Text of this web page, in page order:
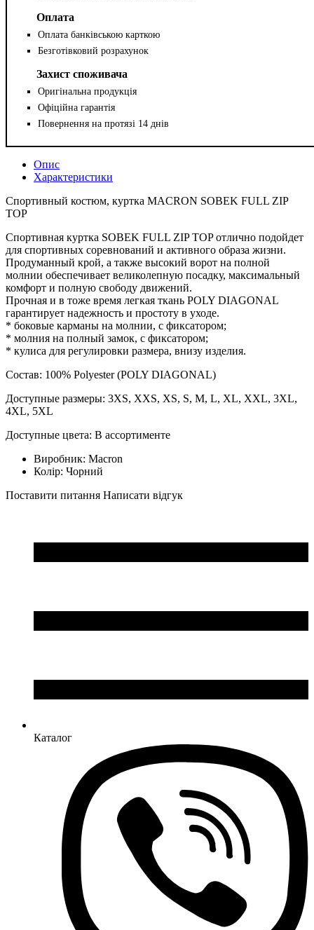
Оплата
Оплата банківською карткою
Безготівковий розрахунок
Захист споживача
Оригінальна продукція
Офіційна гарантія
Повернення на протязі 14 днів
Опис
Характеристики
Спортивный костюм, куртка MACRON SOBEK FULL ZIP
TOP
Спортивная куртка SOBEK FULL ZIP TOP отлично подойдет
для спортивных соревнований и активного образа жизни.
Продуманный крой, а также высокий ворот на полной
молнии обеспечивает великолепную посадку, максимальный
комфорт и полную свободу движений.
Прочная и в тоже время легкая ткань POLY DIAGONAL
гарантирует надежность и простоту в уходе.
* боковые карманы на молнии, с фиксатором;
* молния на полный замок, с фиксатором;
* кулиса для регулировки размера, внизу изделия.
Состав: 100% Polyester (POLY DIAGONAL)
Доступные размеры: 3XS, XXS, XS, S, M, L, XL, XXL, 3XL,
4XL, 5XL
Доступные цвета: В ассортименте
Виробник: Macron
Колір: Чорний
Поставити питання Написати відгук
Каталог